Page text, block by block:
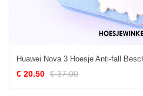
€ 20.50 € 37.00